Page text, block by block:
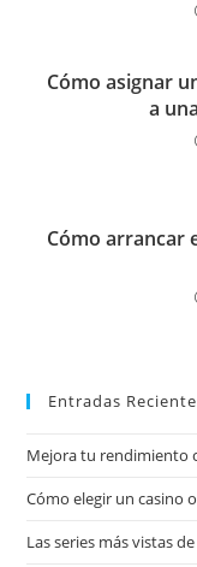
Cómo asignar
a
Cómo arrancar
Entradas
Mejora tu rendimiento
Cómo elegir un casino
Las series más vistas